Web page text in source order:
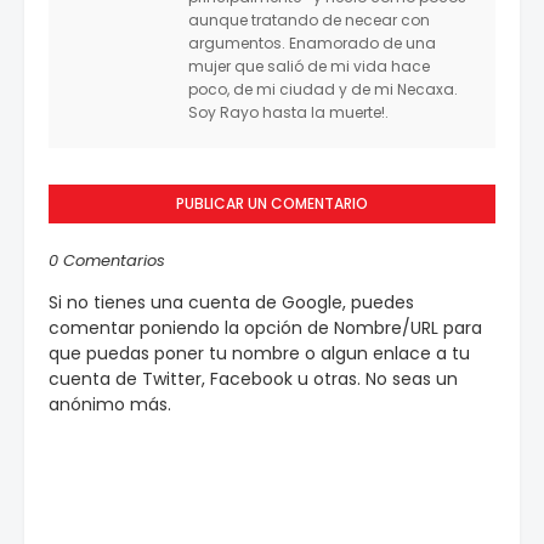
aunque tratando de necear con
argumentos. Enamorado de una
mujer que salió de mi vida hace
poco, de mi ciudad y de mi Necaxa.
Soy Rayo hasta la muerte!.
PUBLICAR UN COMENTARIO
0 Comentarios
Si no tienes una cuenta de Google, puedes
comentar poniendo la opción de Nombre/URL para
que puedas poner tu nombre o algun enlace a tu
cuenta de Twitter, Facebook u otras. No seas un
anónimo más.